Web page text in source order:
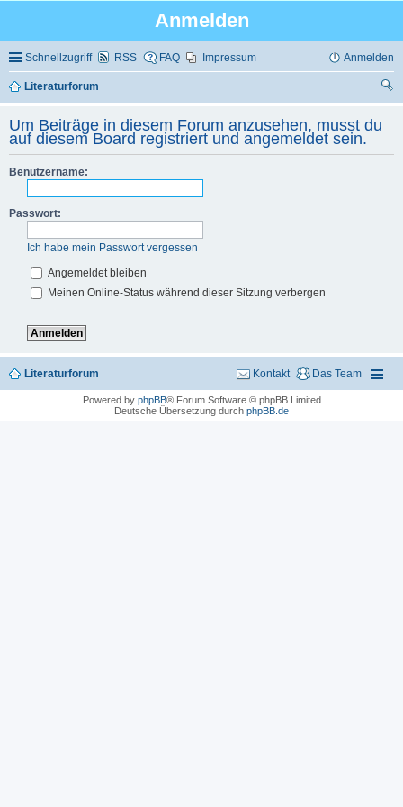
Anmelden
Schnellzugriff RSS FAQ Impressum Anmelden
Literaturforum
Um Beiträge in diesem Forum anzusehen, musst du
auf diesem Board registriert und angemeldet sein.
Benutzername:
Passwort:
Ich habe mein Passwort vergessen
Angemeldet bleiben
Meinen Online-Status während dieser Sitzung verbergen
Literaturforum Das Team
Kontakt
Powered by phpBB® Forum Software © phpBB Limited
Deutsche Übersetzung durch phpBB.de